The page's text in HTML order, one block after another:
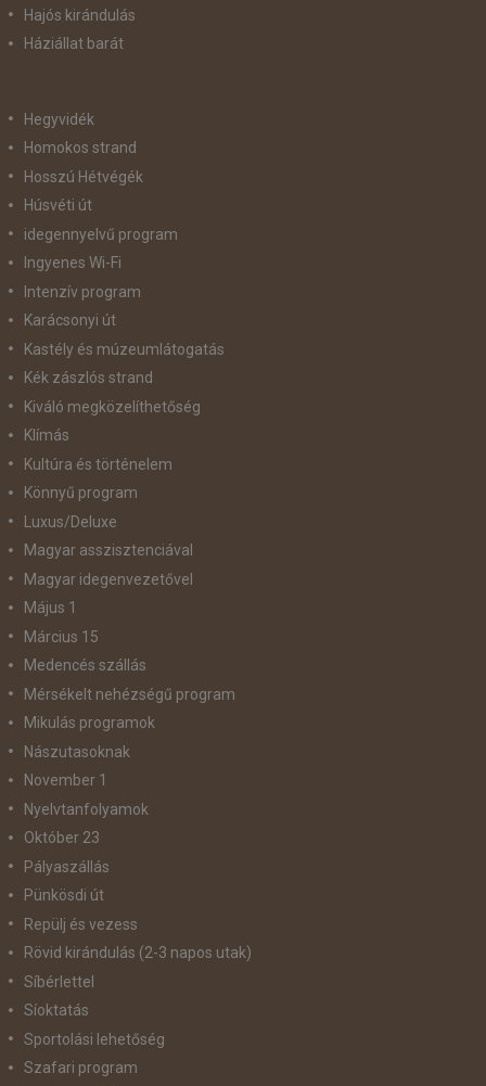
Hajós kirándulás
Háziállat barát
Hegyvidék
Homokos strand
Hosszú Hétvégék
Húsvéti út
idegennyelvű program
Ingyenes Wi-Fi
Intenzív program
Karácsonyi út
Kastély és múzeumlátogatás
Kék zászlós strand
Kiváló megközelíthetőség
Klímás
Kultúra és történelem
Könnyű program
Luxus/Deluxe
Magyar asszisztenciával
Magyar idegenvezetővel
Május 1
Március 15
Medencés szállás
Mérsékelt nehézségű program
Mikulás programok
Nászutasoknak
November 1
Nyelvtanfolyamok
Október 23
Pályaszállás
Pünkösdi út
Repülj és vezess
Rövid kirándulás (2-3 napos utak)
Síbérlettel
Síoktatás
Sportolási lehetőség
Szafari program